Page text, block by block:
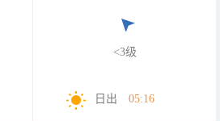
<3级
日出 05:16